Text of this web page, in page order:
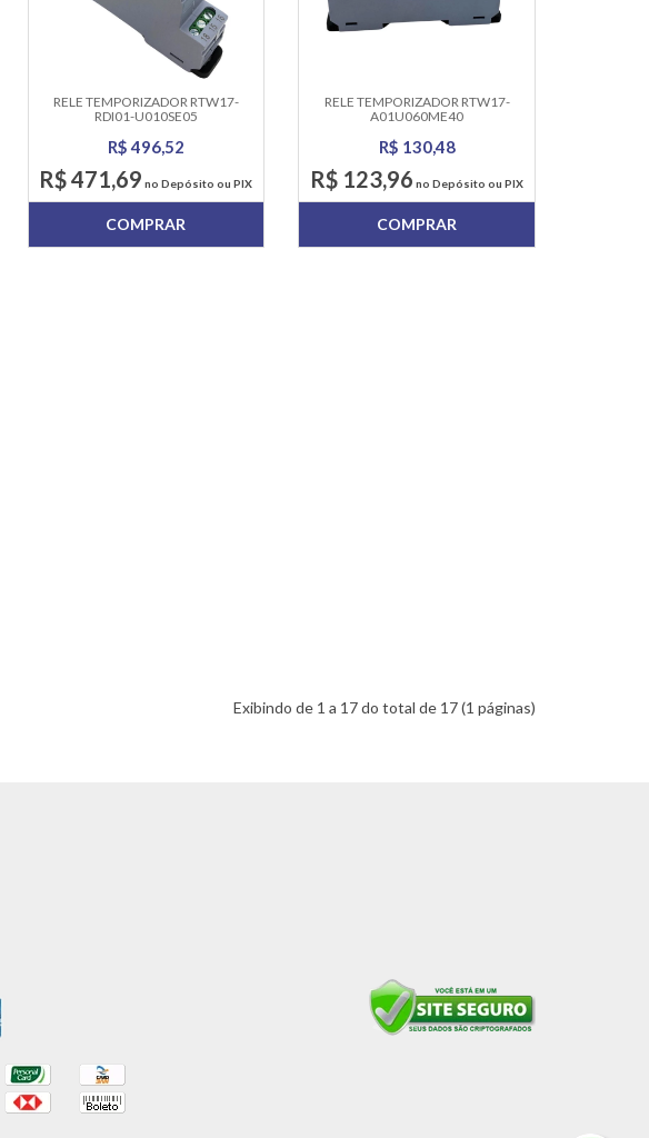
RELE TEMPORIZADOR RTW17-
RDI01-U010SE05
R$ 496,52
R$ 471,69 no Depósito ou PIX
COMPRAR
RELE TEMPORIZADOR RTW17-
A01U060ME40
R$ 130,48
R$ 123,96 no Depósito ou PIX
COMPRAR
Exibindo de 1 a 17 do total de 17 (1 páginas)